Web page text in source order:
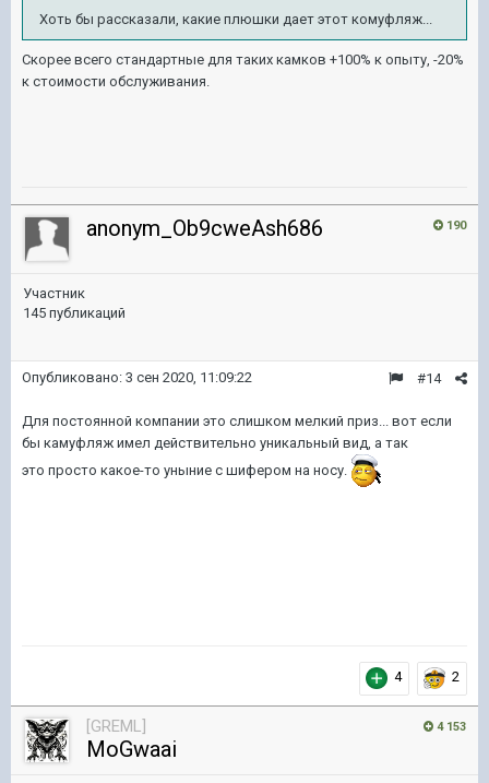
Хоть бы рассказали, какие плюшки дает этот комуфляж...
Скорее всего стандартные для таких камков +100% к опыту, -20%
к стоимости обслуживания.
190
anonym_Ob9cweAsh686
Участник
145 публикаций
#14
Опубликовано: 3 сен 2020, 11:09:22
Для постоянной компании это слишком мелкий приз... вот если
бы камуфляж имел действительно уникальный вид, а так
это просто какое-то уныние с шифером на носу.
4 2
4 153
[GREML]
MoGwaai